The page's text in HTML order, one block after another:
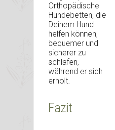
Orthopädische
Hundebetten, die
Deinem Hund
helfen können,
bequemer und
sicherer zu
schlafen,
während er sich
erholt.
Fazit